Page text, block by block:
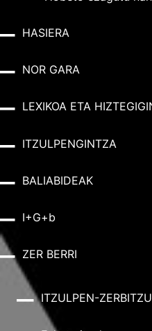
HASIERA
NOR GARA
LEXIKOA ETA
ITZULPENGINTZA
BALIABIDEAK
I+G+b
ZER BERRI
ITZULPEN-